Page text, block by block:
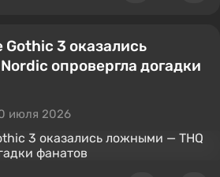
3 оказались
опровергла догадки
июля 2026